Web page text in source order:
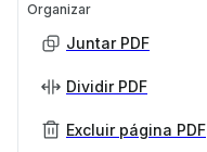
Organizar
Juntar PDF
Dividir PDF
Excluir página PDF